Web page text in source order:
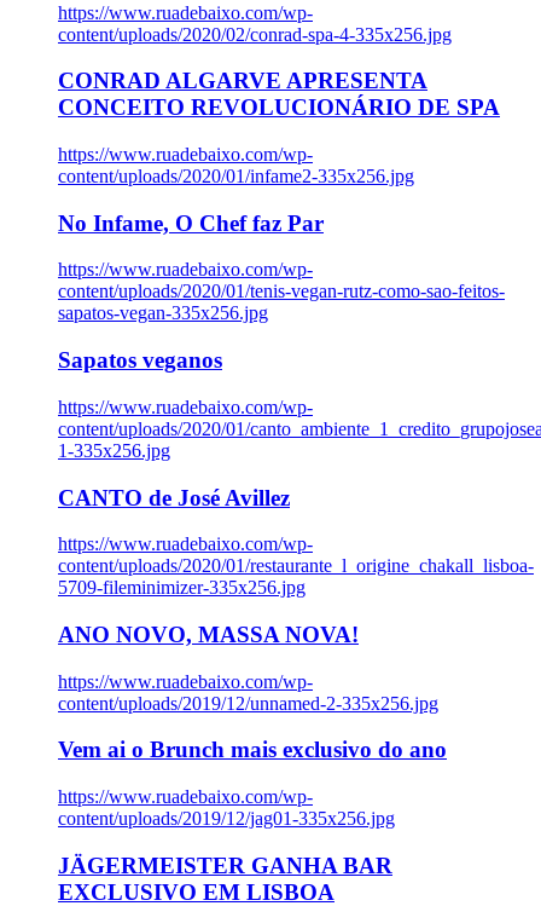
https://www.ruadebaixo.com/wp-
content/uploads/2020/02/conrad-spa-4-335x256.jpg
CONRAD ALGARVE APRESENTA
CONCEITO REVOLUCIONÁRIO DE SPA
https://www.ruadebaixo.com/wp-
content/uploads/2020/01/infame2-335x256.jpg
No Infame, O Chef faz Par
https://www.ruadebaixo.com/wp-
content/uploads/2020/01/tenis-vegan-rutz-como-sao-feitos-
sapatos-vegan-335x256.jpg
Sapatos veganos
https://www.ruadebaixo.com/wp-
content/uploads/2020/01/
1-335x256.jpg
CANTO de José Avillez
https://www.ruadebaixo.com/wp-
content/uploads/2020/01/restaurante_l_origine_chakall_lisboa-
5709-fileminimizer-335x256.jpg
ANO NOVO, MASSA NOVA!
https://www.ruadebaixo.com/wp-
content/uploads/2019/12/unnamed-2-335x256.jpg
Vem ai o Brunch mais exclusivo do ano
https://www.ruadebaixo.com/wp-
content/uploads/2019/12/jag01-335x256.jpg
JÄGERMEISTER GANHA BAR
EXCLUSIVO EM LISBOA